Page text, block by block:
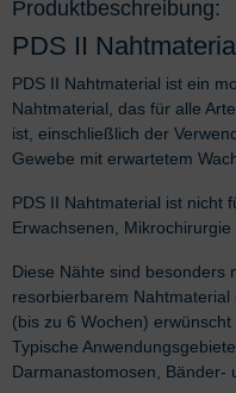
Produktbeschreibung:
PDS II
PDS II Nahtmaterial ist ein
Nahtmaterial, das für alle
ist, einschließlich der
Gewebe mit erwartetem
PDS II Nahtmaterial ist nicht
Erwachsenen,
Diese Nähte sind besonders
resorbierbarem
(bis zu 6 Wochen) erwünscht
Typische
Darmanastomosen, Bänder-